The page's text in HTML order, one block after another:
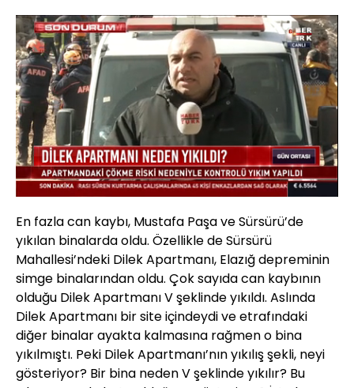
Sesi
Aç
Yüklendi:
10.28%
Oynatma
Hızı
En fazla can kaybı, Mustafa Paşa ve Sürsürü’de
yıkılan binalarda oldu. Özellikle de Sürsürü
Mahallesi’ndeki Dilek Apartmanı, Elazığ depreminin
simge binalarından oldu. Çok sayıda can kaybının
olduğu Dilek Apartmanı V şeklinde yıkıldı. Aslında
Dilek Apartmanı bir site içindeydi ve etrafındaki
diğer binalar ayakta kalmasına rağmen o bina
yıkılmıştı. Peki Dilek Apartmanı’nın yıkılış şekli, neyi
gösteriyor? Bir bina neden V şeklinde yıkılır? Bu